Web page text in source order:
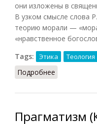
они изложены в
В узком смысле слова
теорию морали —
«нравственное
Tags:
Этика Теология
Подробнее
Прагматизм